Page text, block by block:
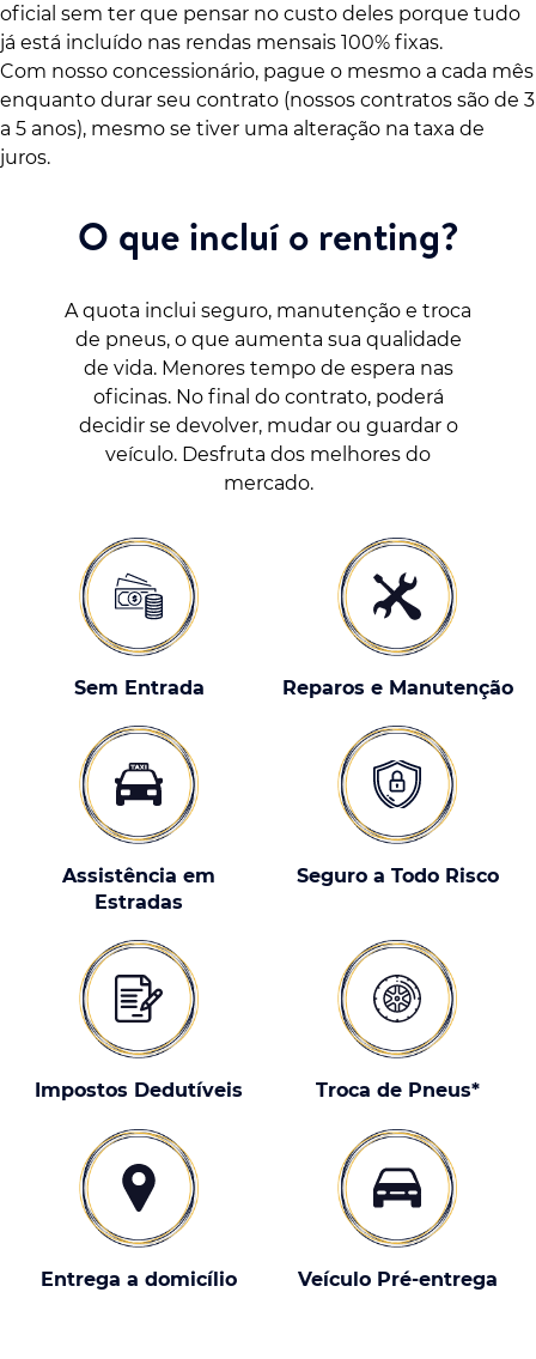
oficial sem ter que pensar no custo deles porque tudo
já está incluído nas rendas mensais 100% fixas.
Com nosso concessionário, pague o mesmo a cada mês
enquanto durar seu contrato (nossos contratos são de 3
a 5 anos), mesmo se tiver uma alteração na taxa de
juros.
O que incluí o renting?
A quota inclui seguro, manutenção e troca
de pneus, o que aumenta sua qualidade
de vida. Menores tempo de espera nas
oficinas. No final do contrato, poderá
decidir se devolver, mudar ou guardar o
veículo. Desfruta dos melhores do
mercado.
Sem Entrada Reparos e Manutenção
Assistência em
Estradas
Seguro a Todo Risco
Impostos Dedutíveis Troca de Pneus*
Entrega a domicílio Veículo Pré-entrega